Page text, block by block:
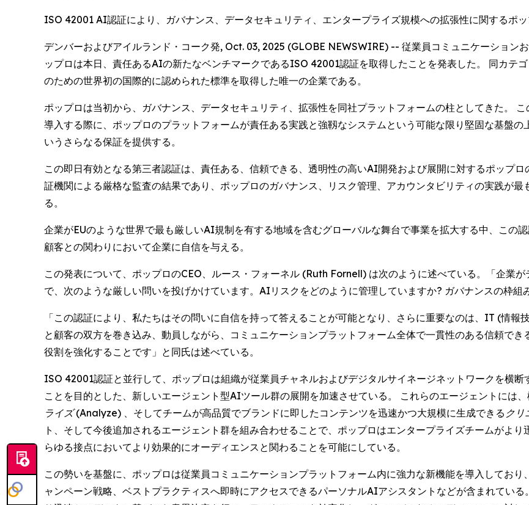
ISO 42001 AI認証により、ガバナンス、データセキュリティ、エンタープライズ規模への拡張性に関するポ
デンバーおよびアイルランド・コーク発, Oct. 03, 2025 (GLOBE NEWSWIRE) -- 従業員コミュニケーション
ップロは本日、責任あるAIの新たなベンチマークであるISO 42001認証を取得したことを発表した。 同カテ
のための世界初の国際的に認められた標準を取得した唯一の企業である。
ポップロは当初から、ガバナンス、データセキュリティ、拡張性を同社プラットフォームの柱としてきた。
導入する際に、ポップロのプラットフォームが責任ある実践と強靱なシステムという可能な限り堅固な基盤
いうさらなる保証を提供する。
この即日有効となる第三者認証は、責任ある、信頼できる、透明性の高いAI開発および展開に対するポップ
証機関による厳格な監査の結果であり、ポップロのガバナンス、リスク管理、アカウンタビリティの実践が
る。
企業がEUのような世界で最も厳しいAI規制を有する地域を含むグローバルな舞台で事業を拡大する中、この
顧客との関わりにおいて企業に自信を与える。
この発表について、ポップロのCEO、ルース・フォーネル (Ruth Fornell) は次のように述べている。「企業
で、次のような厳しい問いを投げかけています。AIリスクをどのように管理していますか? ガバナンスの枠組
「この認証により、私たちはその問いに自信を持って答えることが可能となり、さらに重要なのは、IT (情
と顧客の双方を巻き込み、動員しながら、コミュニケーションプラットフォーム全体で一貫性のある信頼で
役割を強化することです」と同氏は述べている。
ISO 42001認証と並行して、ポップロは組織が従業員チャネルおよびデジタルサイネージネットワークを横
ことを目的とした、新しいエージェント型AIツール群の展開を加速させている。 これらのエージェントには
ライズ (Analyze) 、そしてチームが高品質でブランドに即したコンテンツを迅速かつ大規模に生成できる ク
ト、そして今後追加されるエージェント群を組み合わせることで、ポップロはエンタープライズチームがよ
らゆる接点においてより効果的にオーディエンスと関わることを可能にしている。
この勢いを基盤に、ポップロは従業員コミュニケーションプラットフォーム内に強力な新機能を導入してお
ャンペーン戦略、ベストプラクティスへ即時にアクセスできるパーソナルAIアシスタントなどが含まれてい